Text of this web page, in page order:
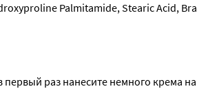
Palmitamide, Stearic Acid,
раз нанесите немного крема на